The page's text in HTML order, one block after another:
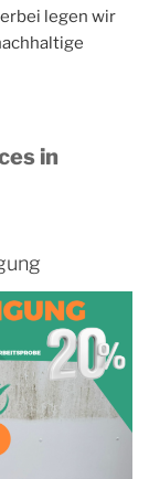
legen wir
in